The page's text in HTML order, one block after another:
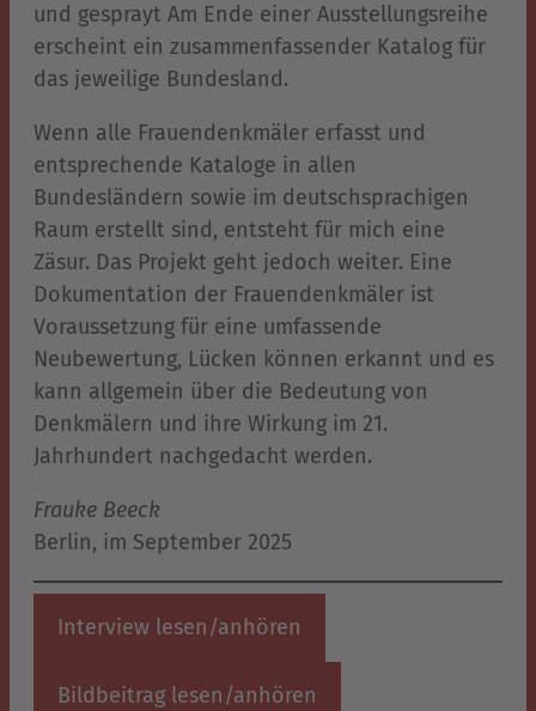
und gesprayt Am Ende einer Ausstellungsreihe
erscheint ein zusammenfassender Katalog für
das jeweilige Bundesland.
Wenn alle Frauendenkmäler erfasst und
entsprechende Kataloge in allen
Bundesländern sowie im deutschsprachigen
Raum erstellt sind, entsteht für mich eine
Zäsur. Das Projekt geht jedoch weiter. Eine
Dokumentation der Frauendenkmäler ist
Voraussetzung für eine umfassende
Neubewertung, Lücken können erkannt und es
kann allgemein über die Bedeutung von
Denkmälern und ihre Wirkung im 21.
Jahrhundert nachgedacht werden.
Frauke Beeck
Berlin, im September 2025
Interview lesen/anhören
Bildbeitrag lesen/anhören